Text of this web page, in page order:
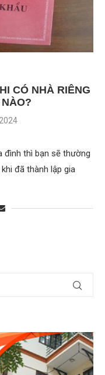
CÓ NHÀ RIÊNG
đình thì bạn sẽ thường
đã thành lập gia